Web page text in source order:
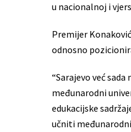
u nacionalnoj i
Premijer
odnosno
“Sarajevo već
međunarodni
edukacijske
učniti